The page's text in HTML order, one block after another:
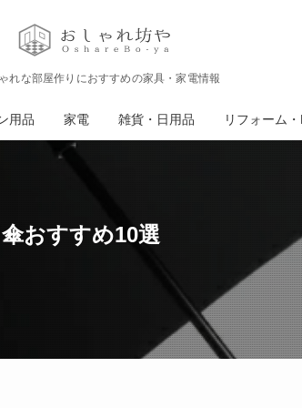
れな部屋作りにおすすめの家具・家電情報
用品 家電 雑貨・日用品 リフォーム
おすすめ10選